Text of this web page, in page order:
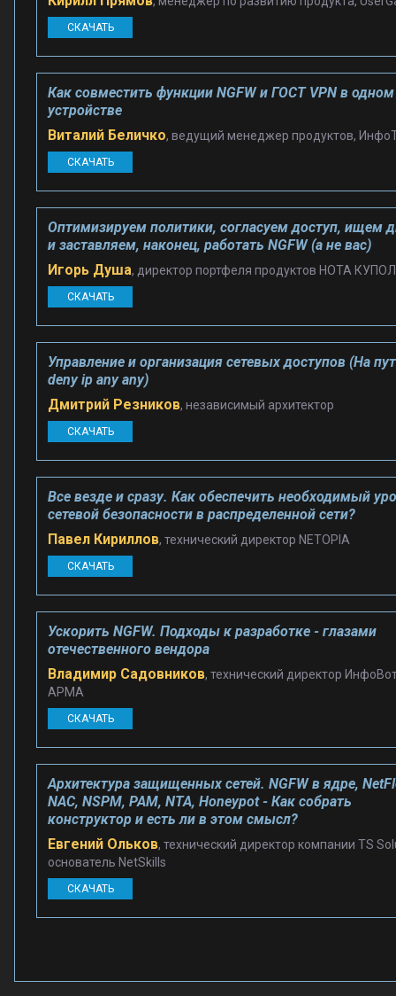
СКАЧАТЬ
Как совместить функции NGFW и ГОСТ VPN в одном
устройстве
Виталий Беличко, ведущий менеджер продуктов,
СКАЧАТЬ
Оптимизируем политики, согласуем доступ, ищем
и заставляем, наконец, работать NGFW (а не вас)
Игорь Душа, директор портфеля продуктов НОТА КУПОЛ
СКАЧАТЬ
Управление и организация сетевых доступов (На
deny ip any any)
Дмитрий Резников, независимый архитектор
СКАЧАТЬ
Все везде и сразу. Как обеспечить необходимый
сетевой безопасности в распределенной сети?
Павел Кириллов, технический директор NETOPIA
СКАЧАТЬ
Ускорить NGFW. Подходы к разработке - глазами
отечественного вендора
Владимир Садовников, технический директор
АРМА
СКАЧАТЬ
Архитектура защищенных сетей. NGFW в ядре,
NAC, NSPM, PAM, NTA, Honeypot - Как собрать
конструктор и есть ли в этом смысл?
Евгений Ольков, технический директор компании TS
основатель NetSkills
СКАЧАТЬ